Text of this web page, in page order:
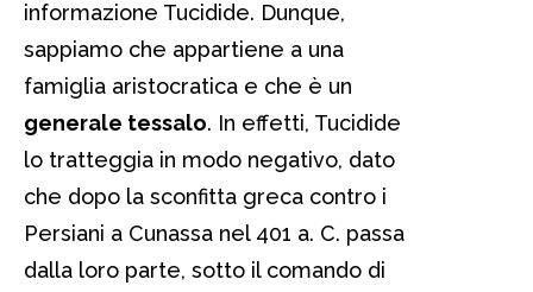
informazione Tucidide. Dunque,
sappiamo che appartiene a una
famiglia aristocratica e che è un
generale tessalo. In effetti, Tucidide
lo tratteggia in modo negativo, dato
che dopo la sconfitta greca contro i
Persiani a Cunassa nel 401 a. C. passa
dalla loro parte, sotto il comando di